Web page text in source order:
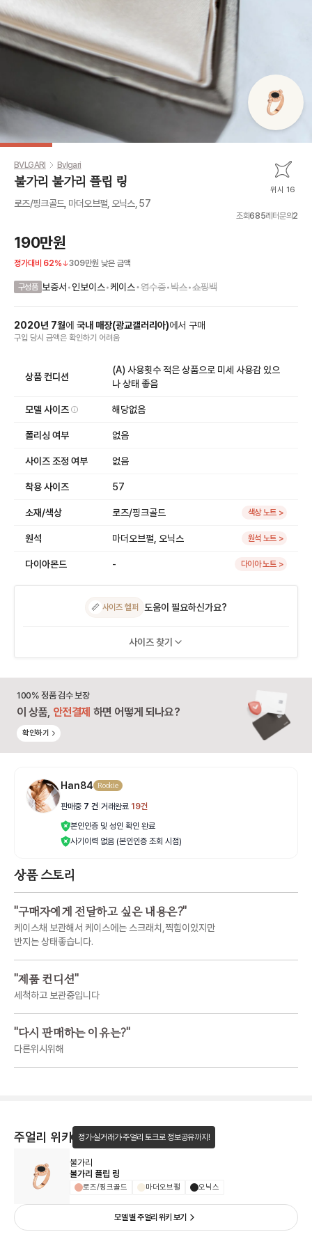
BVLGARI Bvlgari
불가리 불가리 플립 링 위시 16
로즈/핑크골드, 마더오브펄, 오닉스, 57
조회685레터문의2
190만원
정가대비 62% 309만원 낮은 금액
구성품 보증서 •인보이스•케이스•영수증•박스•쇼핑백
2020년 7월에 국내 매장(광교갤러리아)에서 구매
구입 당시 금액은 확인하기 어려움
상품 컨디션
(A) 사용횟수 적은 상품으로 미세 사용감 있으
나 상태 좋음
모델 사이즈 해당없음
폴리싱 여부 없음
사이즈 조정 여부 없음
착용 사이즈 57
소재/색상 로즈/핑크골드 색상 노트 >
원석 마더오브펄, 오닉스 원석 노트 >
다이아몬드 - 다이아 노트 >
📏 사이즈 헬퍼 도움이 필요하신가요?
사이즈 찾기
100% 정품 검수 보장
이 상품, 안전결제 하면 어떻게 되나요?
확인하기
Han84 Rookie
판매중 7 건 거래완료 19건
본인인증 및 성인 확인 완료
사기이력 없음 (본인인증 조회 시점)
상품 스토리
"구매자에게 전달하고 싶은 내용은?"
케이스채 보관해서 케이스에는 스크래치,찍힘이있지만
반지는 상태좋습니다.
"제품 컨디션"
세척하고 보관중입니다
"다시 판매하는 이유는?"
다른위시위해
주얼리 위키 정가·실거래가·주얼리 토크로 정보공유까지!
불가리
불가리 플립 링
로즈/핑크골드 마더오브펄 오닉스
모델 별 주얼리 위키 보기